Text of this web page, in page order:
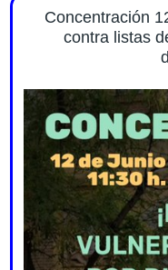
Concentración
contra listas